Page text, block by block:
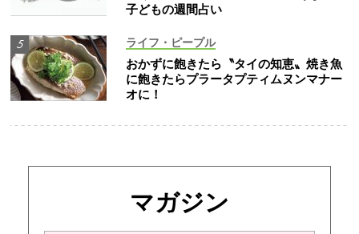
子どもの週間占い
ライフ・ピープル
おかずに飽きたら〝タイの知恵〟焼き魚
に飽きたらプラータプティムヌンマナー
オに！
マガジン